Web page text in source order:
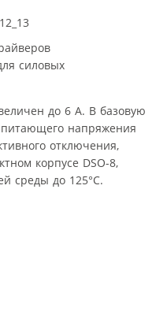
силовых
до 6 А. В базовую
напряжения
отключения,
корпусе DSO-8,
среды до 125°C.